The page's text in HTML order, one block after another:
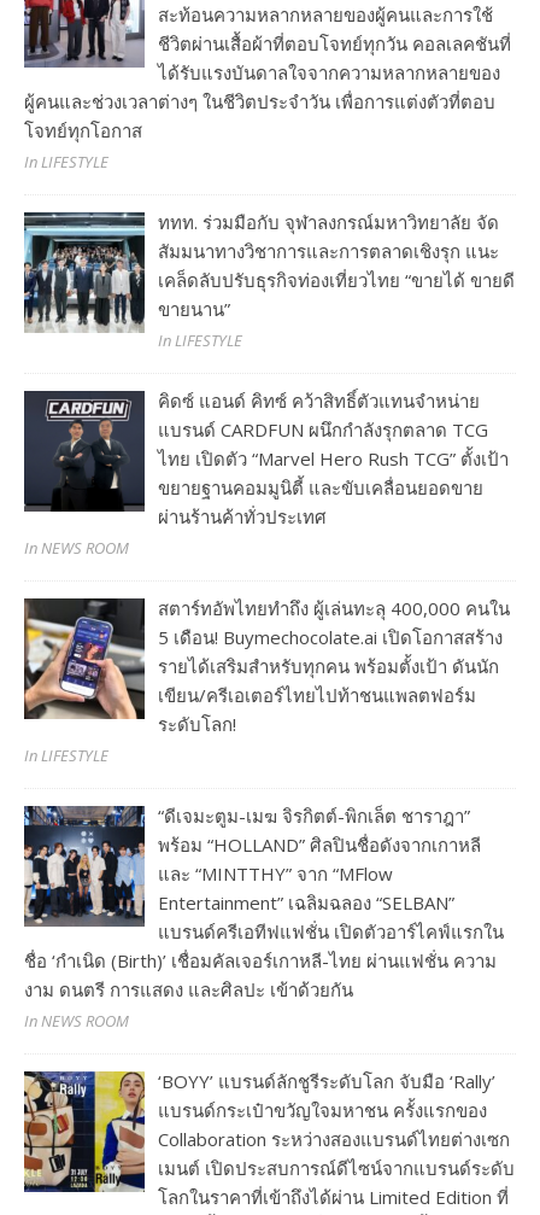
สะท้อนความหลากหลายของผู้คนและการใช้
ชีวิตผ่านเสื้อผ้าที่ตอบโจทย์ทุกวัน คอลเลคชันที่
ได้รับแรงบันดาลใจจากความหลากหลายของ
ผู้คนและช่วงเวลาต่างๆ ในชีวิตประจำวัน เพื่อการแต่งตัวที่ตอบ
โจทย์ทุกโอกาส
In LIFESTYLE
ททท. ร่วมมือกับ จุฬาลงกรณ์มหาวิทยาลัย จัด
สัมมนาทางวิชาการและการตลาดเชิงรุก แนะ
เคล็ดลับปรับธุรกิจท่องเที่ยวไทย “ขายได้ ขายดี
ขายนาน”
In LIFESTYLE
คิดซ์ แอนด์ คิทซ์ คว้าสิทธิ์ตัวแทนจำหน่าย
แบรนด์ CARDFUN ผนึกกำลังรุกตลาด TCG
ไทย เปิดตัว “Marvel Hero Rush TCG” ตั้งเป้า
ขยายฐานคอมมูนิตี้ และขับเคลื่อนยอดขาย
ผ่านร้านค้าทั่วประเทศ
In NEWS ROOM
สตาร์ทอัพไทยทำถึง ผู้เล่นทะลุ 400,000 คนใน
5 เดือน! Buymechocolate.ai เปิดโอกาสสร้าง
รายได้เสริมสำหรับทุกคน พร้อมตั้งเป้า ดันนัก
เขียน/ครีเอเตอร์ไทยไปท้าชนแพลตฟอร์ม
ระดับโลก!
In LIFESTYLE
“ดีเจมะตูม-เมฆ จิรกิตต์-พิกเล็ต ชาราฎา”
พร้อม “HOLLAND” ศิลปินชื่อดังจากเกาหลี
และ “MINTTHY” จาก “MFlow
Entertainment” เฉลิมฉลอง “SELBAN”
แบรนด์ครีเอทีฟแฟชั่น เปิดตัวอาร์ไคฟ์แรกใน
ชื่อ ‘กำเนิด (Birth)’ เชื่อมคัลเจอร์เกาหลี-ไทย ผ่านแฟชั่น ความ
งาม ดนตรี การแสดง และศิลปะ เข้าด้วยกัน
In NEWS ROOM
‘BOYY’ แบรนด์ลักชูรีระดับโลก จับมือ ‘Rally’
แบรนด์กระเป๋าขวัญใจมหาชน ครั้งแรกของ
Collaboration ระหว่างสองแบรนด์ไทยต่างเซก
เมนต์ เปิดประสบการณ์ดีไซน์จากแบรนด์ระดับ
โลกในราคาที่เข้าถึงได้ผ่าน Limited Edition ที่